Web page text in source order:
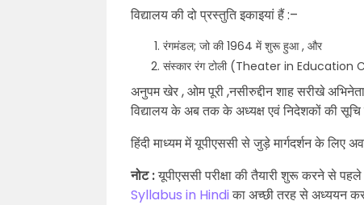
विद्यालय की दो प्रस्‍तुति इकाइयां हैं :–
रंगमंडल; जो की 1964 में शुरू हुआ , और
संस्‍कार रंग टोली (Theater in Education
अनुपम खेर , ओम पूरी ,नसीरुद्दीन शाह सरीखे
विद्यालय के अब तक के अध्यक्ष एवं निदेशकों की सूचि
हिंदी माध्यम में यूपीएससी से जुड़े मार्गदर्शन के लिए
नोट :यूपीएससी परीक्षा की तैयारी शुरू करने से
Syllabus in Hindiका अच्छी तरह से अध्ययन